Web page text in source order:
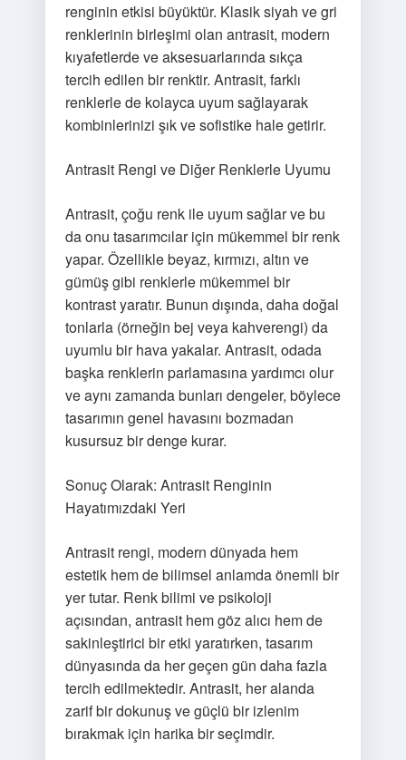
renginin etkisi büyüktür. Klasik siyah ve gri
renklerinin birleşimi olan antrasit, modern
kıyafetlerde ve aksesuarlarında sıkça
tercih edilen bir renktir. Antrasit, farklı
renklerle de kolayca uyum sağlayarak
kombinlerinizi şık ve sofistike hale getirir.
Antrasit Rengi ve Diğer Renklerle Uyumu
Antrasit, çoğu renk ile uyum sağlar ve bu
da onu tasarımcılar için mükemmel bir renk
yapar. Özellikle beyaz, kırmızı, altın ve
gümüş gibi renklerle mükemmel bir
kontrast yaratır. Bunun dışında, daha doğal
tonlarla (örneğin bej veya kahverengi) da
uyumlu bir hava yakalar. Antrasit, odada
başka renklerin parlamasına yardımcı olur
ve aynı zamanda bunları dengeler, böylece
tasarımın genel havasını bozmadan
kusursuz bir denge kurar.
Sonuç Olarak: Antrasit Renginin
Hayatımızdaki Yeri
Antrasit rengi, modern dünyada hem
estetik hem de bilimsel anlamda önemli bir
yer tutar. Renk bilimi ve psikoloji
açısından, antrasit hem göz alıcı hem de
sakinleştirici bir etki yaratırken, tasarım
dünyasında da her geçen gün daha fazla
tercih edilmektedir. Antrasit, her alanda
zarif bir dokunuş ve güçlü bir izlenim
bırakmak için harika bir seçimdir.